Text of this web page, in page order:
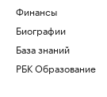
Финансы
Биографии
База знаний
РБК Образование